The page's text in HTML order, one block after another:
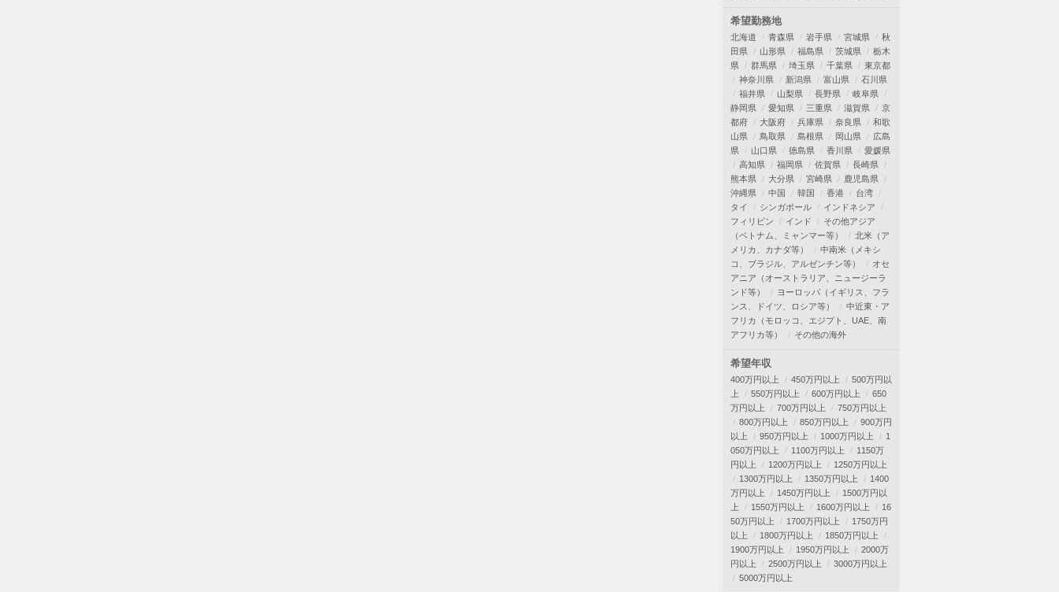
希望勤務地
北海道 青森県 岩手県 宮城県
秋
田県
山形県 福島県 茨城県
栃木
県
群馬県 埼玉県 千葉県
東京都
神奈川県
新潟県 富山県
石川県
福井県
山梨県 長野県
岐阜県
静岡県
愛知県 三重県 滋賀県
京
都府
大阪府 兵庫県 奈良県
和歌
山県
鳥取県 島根県 岡山県
広島
県
山口県 徳島県 香川県
愛媛県
高知県
福岡県 佐賀県
長崎県
熊本県
大分県 宮崎県
鹿児島県
沖縄県
中国 韓国 香港
台湾
タイ
シンガポール
インドネシア
フィリピン
インド
その他アジア
（ベトナム、ミャンマー等）
北米（ア
メリカ、カナダ等）
中南米（メキシ
コ、ブラジル、アルゼンチン等）
オセ
アニア（オーストラリア、ニュージーラ
ンド等）
ヨーロッパ（イギリス、フラ
ンス、ドイツ、ロシア等）
中近東・ア
フリカ（モロッコ、エジプト、UAE、南
アフリカ等）
その他の海外
希望年収
400万円以上 450万円以上
500万円以
上
550万円以上 600万円以上
650
万円以上
700万円以上
750万円以上
800万円以上
850万円以上
900万円
以上
950万円以上 1000万円以上
1
050万円以上
1100万円以上
1150万
円以上
1200万円以上
1250万円以上
1300万円以上
1350万円以上
1400
万円以上
1450万円以上
1500万円以
上
1550万円以上 1600万円以上
16
50万円以上
1700万円以上
1750万円
以上
1800万円以上
1850万円以上
1900万円以上
1950万円以上
2000万
円以上
2500万円以上
3000万円以上
5000万円以上